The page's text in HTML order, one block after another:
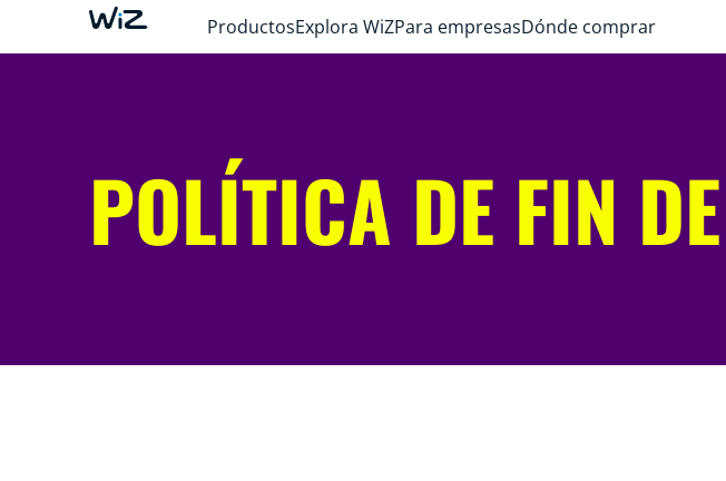
ProductosExplora WiZPara empresasDónde comprar
POLÍTICA DE FIN